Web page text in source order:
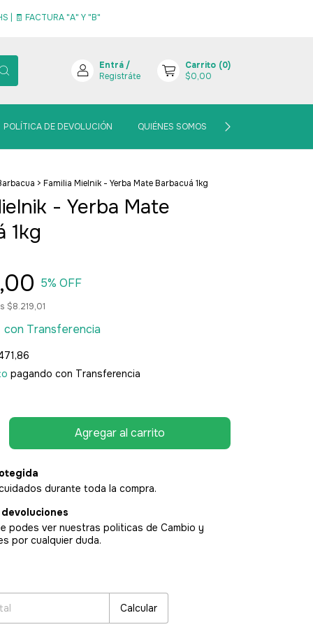
| 🧾 FACTURA "A" Y "B"
Entrá /
Registráte
Carrito (0)
$0,00
POLÍTICA DE DEVOLUCIÓN QUIÉNES SOMOS
> Familia Mielnik - Yerba Mate Barbacuá 1kg
- Yerba Mate
1kg
5% OFF
$8.219,01
con Transferencia
pagando con Transferencia
durante toda la compra.
podes ver nuestras politicas de Cambio y
por cualquier duda.
Calcular